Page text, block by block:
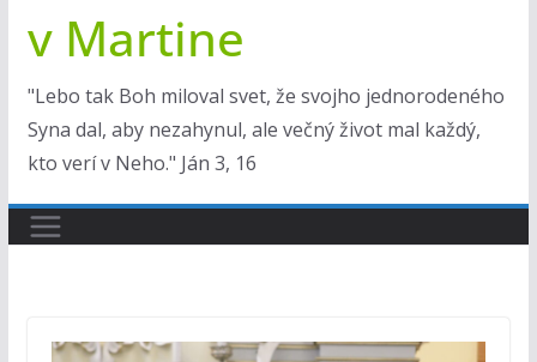
v Martine
"Lebo tak Boh miloval svet, že svojho jednorodeného
Syna dal, aby nezahynul, ale večný život mal každý,
kto verí v Neho." Ján 3, 16